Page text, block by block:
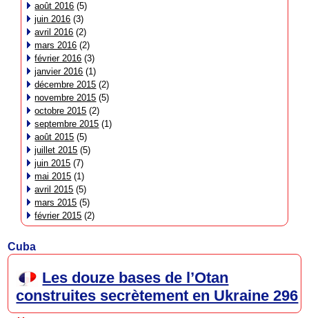
août 2016 (5)
juin 2016 (3)
avril 2016 (2)
mars 2016 (2)
février 2016 (3)
janvier 2016 (1)
décembre 2015 (2)
novembre 2015 (5)
octobre 2015 (2)
septembre 2015 (1)
août 2015 (5)
juillet 2015 (5)
juin 2015 (7)
mai 2015 (1)
avril 2015 (5)
mars 2015 (5)
février 2015 (2)
Cuba
Les douze bases de l’Otan
construites secrètement en Ukraine 296